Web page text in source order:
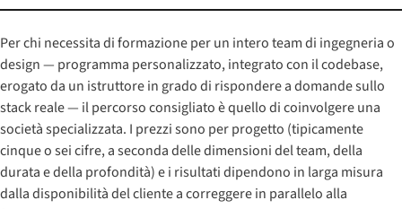
Per chi necessita di formazione per un intero team di ingegneria o
design — programma personalizzato, integrato con il codebase,
erogato da un istruttore in grado di rispondere a domande sullo
stack reale — il percorso consigliato è quello di coinvolgere una
società specializzata. I prezzi sono per progetto (tipicamente
cinque o sei cifre, a seconda delle dimensioni del team, della
durata e della profondità) e i risultati dipendono in larga misura
dalla disponibilità del cliente a correggere in parallelo alla